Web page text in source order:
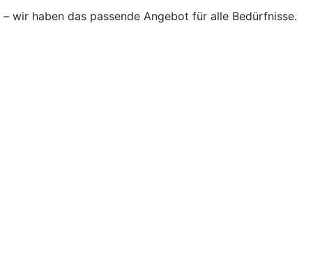
– wir haben das passende Angebot für alle Bedürfnisse.